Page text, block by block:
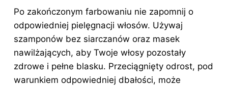
Po zakończonym farbowaniu nie zapomnij o
odpowiedniej pielęgnacji włosów. Używaj
szamponów bez siarczanów oraz masek
nawilżających, aby Twoje włosy pozostały
zdrowe i pełne blasku. Przeciągnięty odrost, pod
warunkiem odpowiedniej dbałości, może